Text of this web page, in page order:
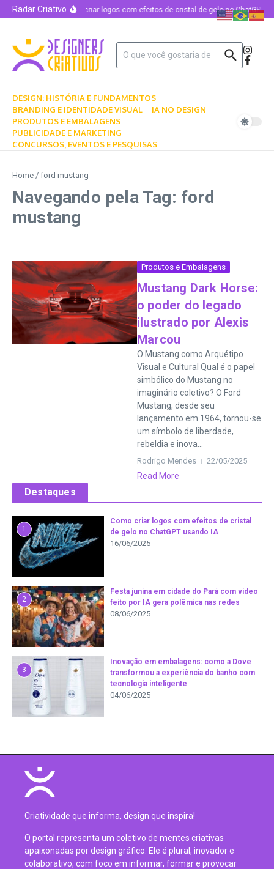
Radar CriativoComo criar logos com efeitos de cristal de gelo no ChatGPT
DESIGN: HISTÓRIA E FUNDAMENTOS
BRANDING E IDENTIDADE VISUAL
IA NO DESIGN
PRODUTOS E EMBALAGENS
PUBLICIDADE E MARKETING
CONCURSOS, EVENTOS E PESQUISAS
Home / ford mustang
Navegando pela Tag: ford
mustang
Produtos e Embalagens
Mustang Dark Horse:
o poder do legado
ilustrado por Alexis
Marcou
O Mustang como Arquétipo
Visual e Cultural Qual é o papel
simbólico do Mustang no
imaginário coletivo? O Ford
Mustang, desde seu
lançamento em 1964, tornou-se
um símbolo de liberdade,
rebeldia e inova...
Rodrigo Mendes 22/05/2025
Read More
Destaques
1
Como criar logos com efeitos de cristal
de gelo no ChatGPT usando IA
16/06/2025
2
Festa junina em cidade do Pará com vídeo
feito por IA gera polêmica nas redes
08/06/2025
3
Inovação em embalagens: como a Dove
transformou a experiência do banho com
tecnologia inteligente
04/06/2025
Criatividade que informa, design que inspira!
O portal representa um coletivo de mentes criativas
apaixonadas por design gráfico. Ele é plural, inovador e
colaborativo, com foco em informar, formar e provocar